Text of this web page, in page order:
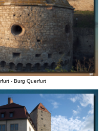
- Burg Querfurt